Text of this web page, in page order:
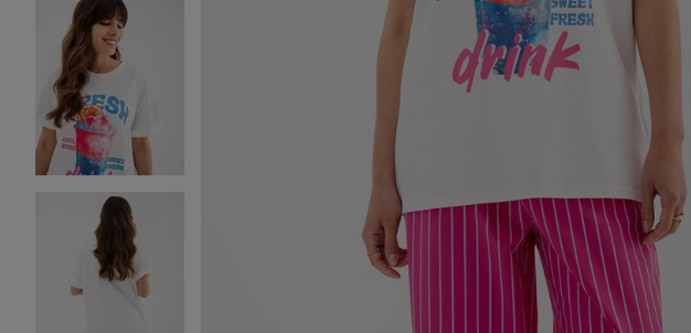
Image 3 sur 4